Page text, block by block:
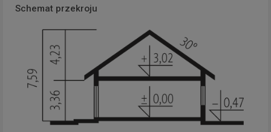
Schemat przekroju